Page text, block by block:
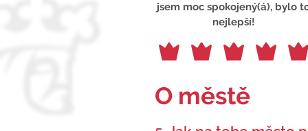
jsem moc spokojený(á), bylo
nejlepší!
O městě